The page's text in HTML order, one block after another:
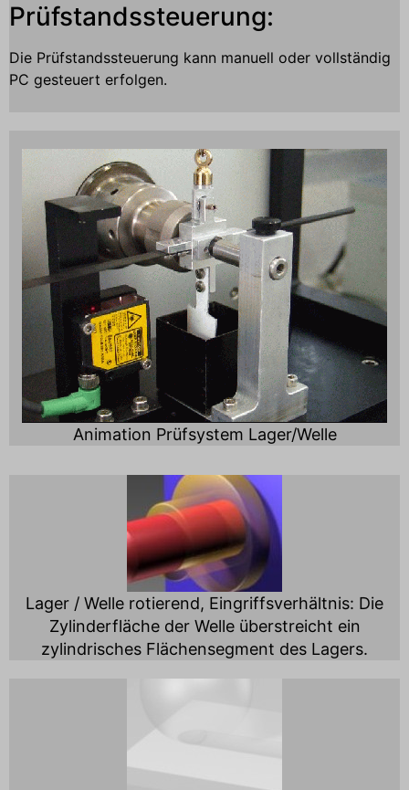
Prüfstandssteuerung:
Die Prüfstandssteuerung kann manuell oder vollständig
PC gesteuert erfolgen.
Animation Prüfsystem Lager/Welle
Lager / Welle rotierend, Eingriffsverhältnis: Die
Zylinderfläche der Welle überstreicht ein
zylindrisches Flächensegment des Lagers.